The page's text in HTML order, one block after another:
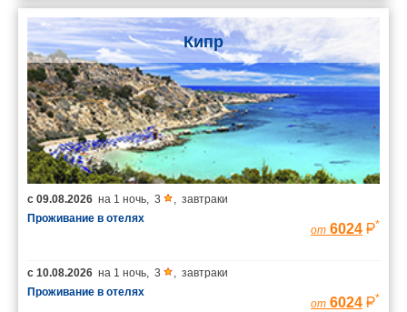
Кипр
с 09.08.2026 на 1 ночь 3
завтраки
Проживание в отелях
от 6024 *
с 10.08.2026 на 1 ночь 3
завтраки
Проживание в отелях
от 6024 *